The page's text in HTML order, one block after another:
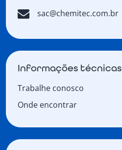
sac@chemitec.com.br
Informações técnicas
Trabalhe conosco
Onde encontrar